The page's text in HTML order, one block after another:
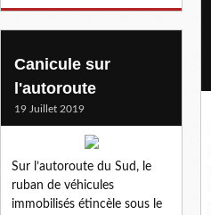
Canicule sur
l'autoroute
19 Juillet 2019
Sur l’autoroute du Sud, le
ruban de véhicules
immobilisés étincèle sous le